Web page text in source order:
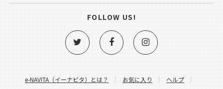
e-NAVITA（イーナビタ）とは？ お気に入り
ヘルプ
FOLLOW US!